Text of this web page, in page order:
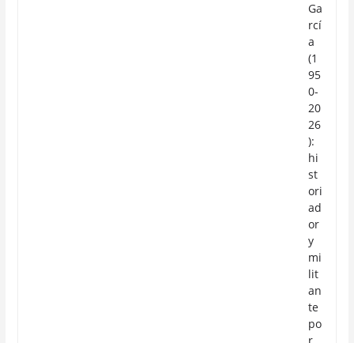
Ga
rcí
a
(1
95
0-
20
26
):
hi
st
ori
ad
or
y
mi
lit
an
te
po